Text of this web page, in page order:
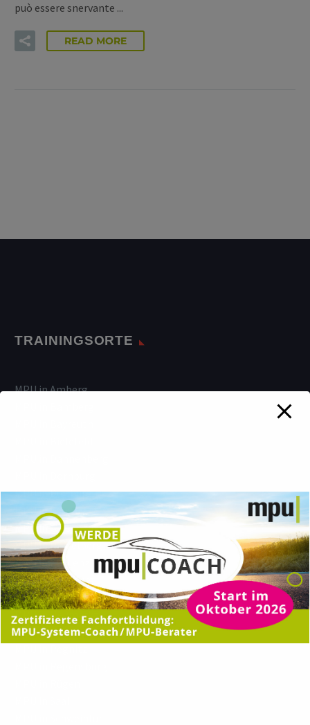
può essere snervante ...
READ MORE
TRAININGSORTE
MPU in Amberg
MPU in Duisburg
MPU in Essen
MPU in Gelsenkirchen
MPU in Heidelberg
MPU in Koblenz
MPU in Lüneburg
MPU in Montabaur
MPU in Neumarkt
MPU in Nürnberg